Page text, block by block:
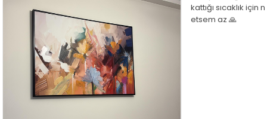
kattığı sıcaklık
etsem az 🙏